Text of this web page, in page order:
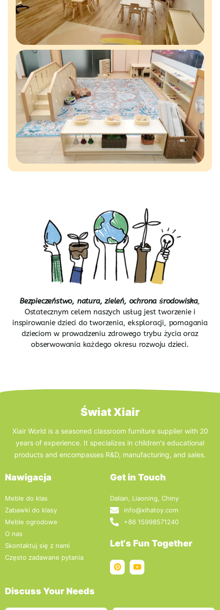
Bezpieczeństwo, natura, zieleń, ochrona środowiska,
Ostatecznym celem naszych usług jest tworzenie i
inspirowanie dzieci do tworzenia, eksploracji, pomagania
dzieciom w prowadzeniu zdrowego trybu życia oraz
obserwowania każdego okresu rozwoju dzieci.
Świat Xiair
Xiair World is a seasoned classroom furniture supplier with 20
years of experience. It specializes in children's educational
products and encompasses R&D, manufacturing, and sales.
Nawigacja
Meble do klas
Zabawki do klasy
Meble ogrodowe
O nas
Skontaktuj się z nami
Często zadawane pytania
Get in Touch
Dalian, Liaoning, Chiny
info@xihatoy.com
+86 15998571240
Let‘s Fun Together
Discuss Your Needs